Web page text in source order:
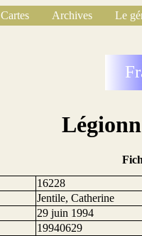
Cartes Archives
Le
16228
Jentile, Catherine
29 juin 1994
19940629